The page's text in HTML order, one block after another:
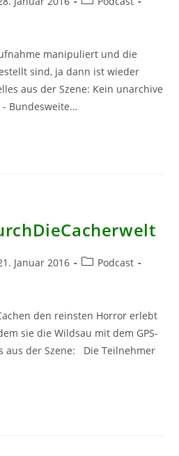
manipuliert und die
sind, ja dann ist wieder
aus der Szene: Kein unarchive
Bundesweite…
Januar 2016
Beitrags-
Podcast
den reinsten Horror erlebt
sie die Wildsau mit dem GPS-
aus der Szene: Die Teilnehmer